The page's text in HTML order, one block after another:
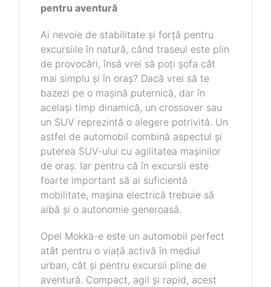
pentru aventură
Ai nevoie de stabilitate și forță pentru
excursiile în natură, când traseul este plin
de provocări, însă vrei să poți șofa cât
mai simplu și în oraș? Dacă vrei să te
bazezi pe o mașină puternică, dar în
același timp dinamică, un crossover sau
un SUV reprezintă o alegere potrivită. Un
astfel de automobil combină aspectul și
puterea SUV-ului cu agilitatea mașinilor
de oraș. Iar pentru că în excursii este
foarte important să ai suficientă
mobilitate, mașina electrică trebuie să
aibă și o autonomie generoasă.
Opel Mokka-e este un automobil perfect
atât pentru o viață activă în mediul
urban, cât și pentru excursii pline de
aventură. Compact, agil și rapid, acest